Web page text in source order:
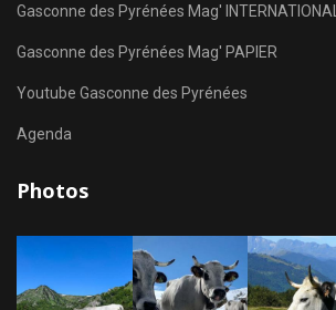
Gasconne des Pyrénées Mag' INTERNATIONAL
Gasconne des Pyrénées Mag' PAPIER
Youtube Gasconne des Pyrénées
Agenda
Photos